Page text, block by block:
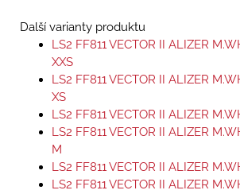
Další varianty produktu
LS2 FF811 VECTOR II ALIZER
XXS
LS2 FF811 VECTOR II ALIZER
XS
LS2 FF811 VECTOR II ALIZER
LS2 FF811 VECTOR II ALIZER
M
LS2 FF811 VECTOR II ALIZER
LS2 FF811 VECTOR II ALIZER